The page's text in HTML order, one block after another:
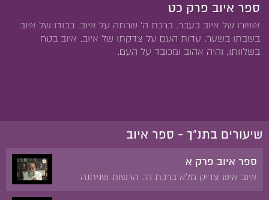
ספר איוב פרק כט
אושרו של איוב בעבר. ברכת ה' שרתה על איוב. כבודו של איוב
בשבתו בשער. עדות העם על צדקתו של איוב. איוב בטח
בשלוותו, והיה אהוב ומכובד על העם.
שיעורים בתנ"ך - ספר איוב
ספר איוב פרק א
איוב איש צדיק מלא ברכת ה'. הרשות שניתנה